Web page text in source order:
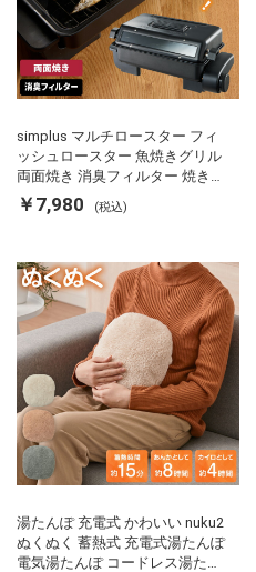
simplus マルチロースター フィ
ッシュロースター 魚焼きグリル
両面焼き 消臭フィルター 焼き魚
両面ヒーター タイマー付き SP-
FRS01 マットブラック シンプラ
￥7,980 (税込)
湯たんぽ 充電式 かわいい nuku2
ぬくぬく 蓄熱式 充電式湯たんぽ
電気湯たんぽ コードレス湯たん